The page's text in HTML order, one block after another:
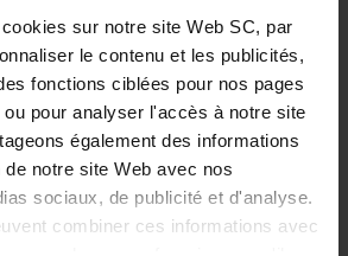
sur notre site Web SC, par
le contenu et les publicités,
fonctions ciblées pour nos pages
pour analyser l'accès à notre site
également des informations
notre site Web avec nos
sociaux, de publicité et d'analyse.
combiner ces informations avec